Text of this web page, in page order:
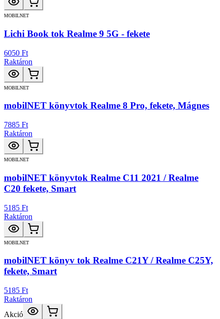
MOBILNET
Lichi Book tok Realme 9 5G - fekete
6050 Ft
Raktáron
MOBILNET
mobilNET könyvtok Realme 8 Pro, fekete, Mágnes
7885 Ft
Raktáron
MOBILNET
mobilNET könyvtok Realme C11 2021 / Realme
C20 fekete, Smart
5185 Ft
Raktáron
MOBILNET
mobilNET könyv tok Realme C21Y / Realme C25Y,
fekete, Smart
5185 Ft
Raktáron
Akció